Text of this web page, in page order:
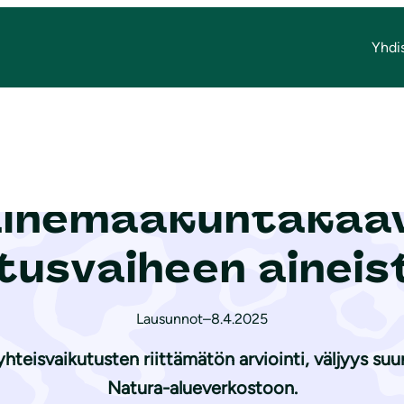
toisen ehdotusvaiheen aineistosta
Lausunnot–8.4.2025
riittämätön arviointi, väljyys
Natura-alueverkostoon.